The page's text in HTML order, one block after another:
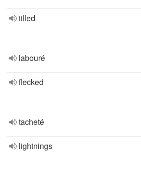
tilled
labouré
flecked
tacheté
lightnings